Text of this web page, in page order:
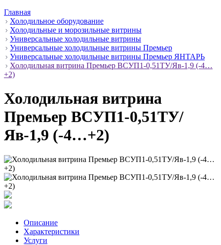
Главная
Холодильное оборудование
Холодильные и морозильные витрины
Универсальные холодильные витрины
Универсальные холодильные витрины Премьер
Универсальные холодильные витрины Премьер ЯНТАРЬ
Холодильная витрина Премьер ВСУП1-0,51ТУ/Яв-1,9 (-4…
+2)
Холодильная витрина
Премьер ВСУП1-0,51ТУ/
Яв-1,9 (-4…+2)
Описание
Характеристики
Услуги